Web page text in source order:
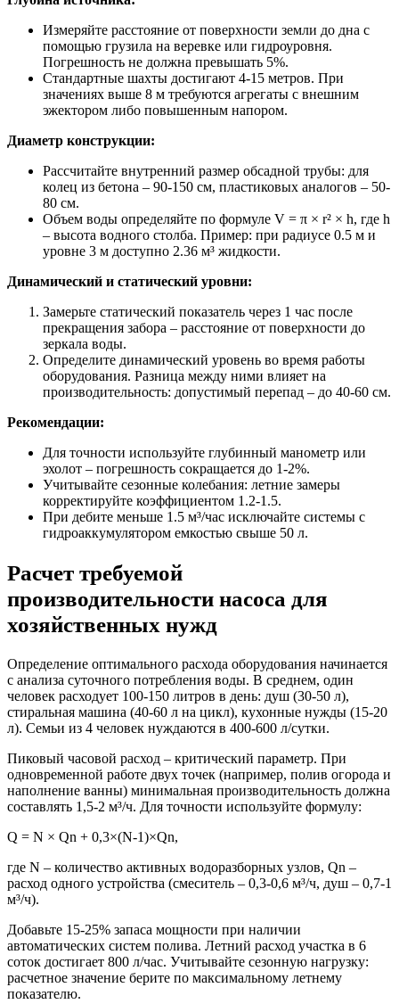
Измеряйте расстояние от поверхности земли до дна с
помощью грузила на веревке или гидроуровня.
Погрешность не должна превышать 5%.
Стандартные шахты достигают 4-15 метров. При
значениях выше 8 м требуются агрегаты с внешним
эжектором либо повышенным напором.
Диаметр конструкции:
Рассчитайте внутренний размер обсадной трубы: для
колец из бетона – 90-150 см, пластиковых аналогов – 50-
80 см.
Объем воды определяйте по формуле V = π × r² × h, где h
– высота водного столба. Пример: при радиусе 0.5 м и
уровне 3 м доступно 2.36 м³ жидкости.
Динамический и статический уровни:
Замерьте статический показатель через 1 час после
прекращения забора – расстояние от поверхности до
зеркала воды.
Определите динамический уровень во время работы
оборудования. Разница между ними влияет на
производительность: допустимый перепад – до 40-60 см.
Рекомендации:
Для точности используйте глубинный манометр или
эхолот – погрешность сокращается до 1-2%.
Учитывайте сезонные колебания: летние замеры
корректируйте коэффициентом 1.2-1.5.
При дебите меньше 1.5 м³/час исключайте системы с
гидроаккумулятором емкостью свыше 50 л.
Расчет требуемой
производительности насоса для
хозяйственных нужд
Определение оптимального расхода оборудования начинается
с анализа суточного потребления воды. В среднем, один
человек расходует 100-150 литров в день: душ (30-50 л),
стиральная машина (40-60 л на цикл), кухонные нужды (15-20
л). Семьи из 4 человек нуждаются в 400-600 л/сутки.
Пиковый часовой расход – критический параметр. При
одновременной работе двух точек (например, полив огорода и
наполнение ванны) минимальная производительность должна
составлять 1,5-2 м³/ч. Для точности используйте формулу:
Q = N × Qn + 0,3×(N-1)×Qn,
где N – количество активных водоразборных узлов, Qn –
расход одного устройства (смеситель – 0,3-0,6 м³/ч, душ – 0,7-1
м³/ч).
Добавьте 15-25% запаса мощности при наличии
автоматических систем полива. Летний расход участка в 6
соток достигает 800 л/час. Учитывайте сезонную нагрузку:
расчетное значение берите по максимальному летнему
показателю.